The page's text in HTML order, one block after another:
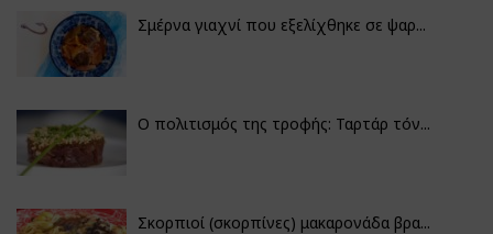
Σμέρνα γιαχνί που εξελίχθηκε σε ψαρ...
Ο πολιτισμός της τροφής: Ταρτάρ τόν...
Σκορπιοί (σκορπίνες) μακαρονάδα βρα...